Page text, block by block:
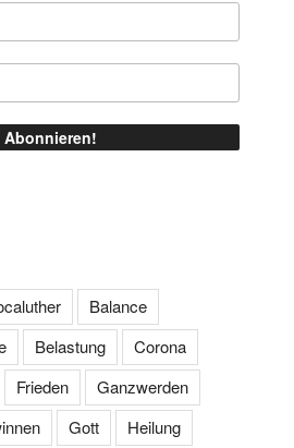
Balance
Belastung
Corona
Frieden
Ganzwerden
Gott
Heilung